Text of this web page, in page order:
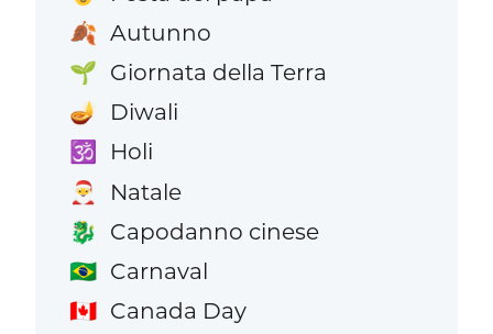
🍂 Autunno
🌱 Giornata della Terra
🪔 Diwali
🕉️ Holi
🎅 Natale
🐉 Capodanno cinese
🇧🇷 Carnaval
🇨🇦 Canada Day